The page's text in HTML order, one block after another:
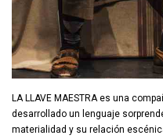
LA LLAVE MAESTRA es una
desarrollado un lenguaje
materialidad y su relación